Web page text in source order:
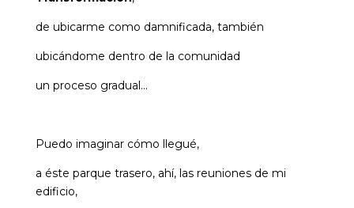
de ubicarme como damnificada, también
ubicándome dentro de la comunidad
un proceso gradual…
Puedo imaginar cómo llegué,
a éste parque trasero, ahí, las reuniones de mi
edificio,